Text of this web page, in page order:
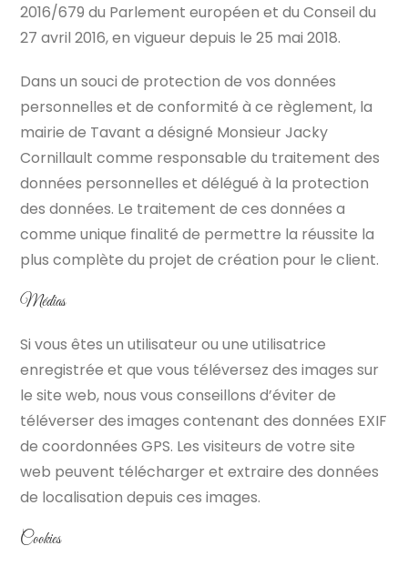
2016/679 du Parlement européen et du Conseil du
27 avril 2016, en vigueur depuis le 25 mai 2018.
Dans un souci de protection de vos données
personnelles et de conformité à ce règlement, la
mairie de Tavant a désigné Monsieur Jacky
Cornillault comme responsable du traitement des
données personnelles et délégué à la protection
des données. Le traitement de ces données a
comme unique finalité de permettre la réussite la
plus complète du projet de création pour le client.
Médias
Si vous êtes un utilisateur ou une utilisatrice
enregistrée et que vous téléversez des images sur
le site web, nous vous conseillons d’éviter de
téléverser des images contenant des données EXIF
de coordonnées GPS. Les visiteurs de votre site
web peuvent télécharger et extraire des données
de localisation depuis ces images.
Cookies